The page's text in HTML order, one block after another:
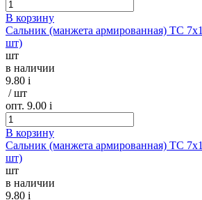
В корзину
Сальник (манжета армированная) TC
шт)
шт
в наличии
9.80 i
/ шт
опт. 9.00 i
В корзину
Сальник (манжета армированная) TC
шт)
шт
в наличии
9.80 i